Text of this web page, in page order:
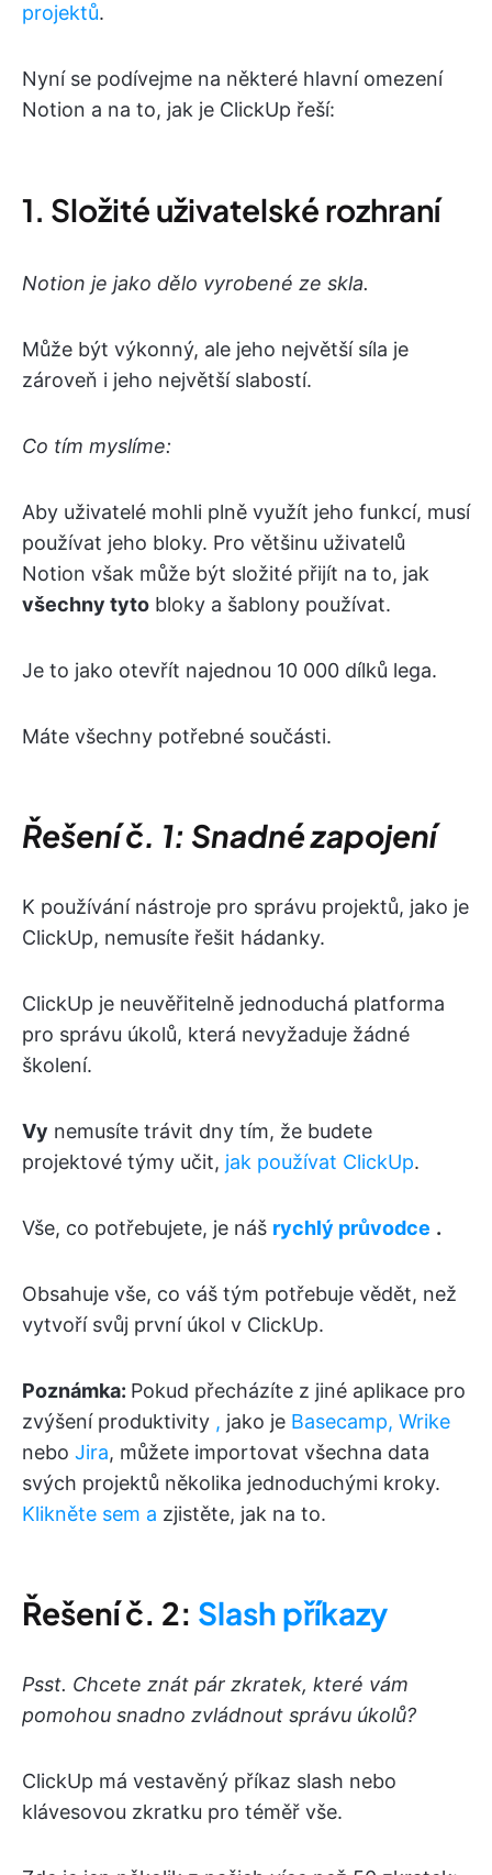
projektů.
Nyní se podívejme na některé hlavní omezení
Notion a na to, jak je ClickUp řeší:
1. Složité uživatelské rozhraní
Notion je jako dělo vyrobené ze skla.
Může být výkonný, ale jeho největší síla je
zároveň i jeho největší slabostí.
Co tím myslíme:
Aby uživatelé mohli plně využít jeho funkcí, musí
používat jeho bloky. Pro většinu uživatelů
Notion však může být složité přijít na to, jak
všechny tyto bloky a šablony používat.
Je to jako otevřít najednou 10 000 dílků lega.
Máte všechny potřebné součásti.
Řešení č. 1: Snadné zapojení
K používání nástroje pro správu projektů, jako je
ClickUp, nemusíte řešit hádanky.
ClickUp je neuvěřitelně jednoduchá platforma
pro správu úkolů, která nevyžaduje žádné
školení.
Vy nemusíte trávit dny tím, že budete
projektové týmy učit, jak používat ClickUp.
Vše, co potřebujete, je náš rychlý průvodce .
Obsahuje vše, co váš tým potřebuje vědět, než
vytvoří svůj první úkol v ClickUp.
Poznámka: Pokud přecházíte z jiné aplikace pro
zvýšení produktivity , jako je Basecamp, Wrike
nebo Jira, můžete importovat všechna data
svých projektů několika jednoduchými kroky.
Klikněte sem a zjistěte, jak na to.
Řešení č. 2: Slash příkazy
Psst. Chcete znát pár zkratek, které vám
pomohou snadno zvládnout správu úkolů?
ClickUp má vestavěný příkaz slash nebo
klávesovou zkratku pro téměř vše.